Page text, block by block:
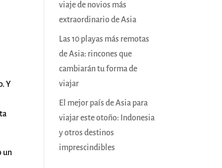
Y
un
viaje de novios más
extraordinario de Asia
Las 10 playas más remotas
de Asia: rincones que
cambiarán tu forma de
viajar
El mejor país de Asia para
viajar este otoño: Indonesia
y otros destinos
imprescindibles